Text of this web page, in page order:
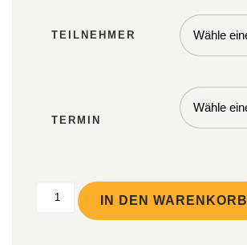
TEILNEHMER
TERMIN
Aufbaukurs Menge
IN DEN WARENKORB